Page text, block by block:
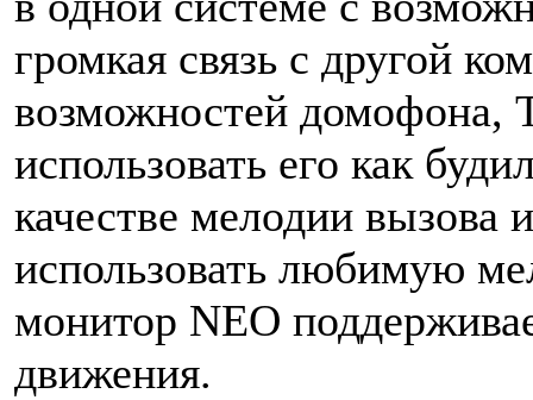
громкая связь с другой
возможностей домофона,
использовать его как
качестве мелодии вызова
использовать любимую
монитор NEO
движения.